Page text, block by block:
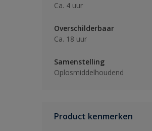
Ca. 4 uur
Overschilderbaar
Ca. 18 uur
Samenstelling
Oplosmiddelhoudend
Product kenmerken